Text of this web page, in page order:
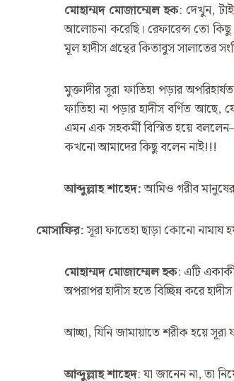
মোহাম্মদ মোজাম্মেলহক: দেখুন,
আলোচনা করেছি। রেফারেন্স তো
মূল হাদীস গ্রন্থের কিতাবুস সালাতের
মুক্তাদীর সূরা ফাতিহা পড়ার
ফাতিহা না পড়ার হাদীস বর্ণিত
এমন এক সহকর্মী বিস্মিত হয়ে
কখনো আমাদের কিছু বলেন নাই!!!
আব্দুল্লাহশাহেদ:আমিও গরীব মানুষের
মোসাফির:সূরা ফাতেহা ছাড়া কোনো নামায
মোহাম্মদমোজাম্মেলহক: এটি
অপরাপর হাদীস হতে বিচ্ছিন্ন করে
আচ্ছা, যিনি জামায়াতে শরীক হয়ে
আব্দুল্লাহশাহেদ: যা জানেন না, তা